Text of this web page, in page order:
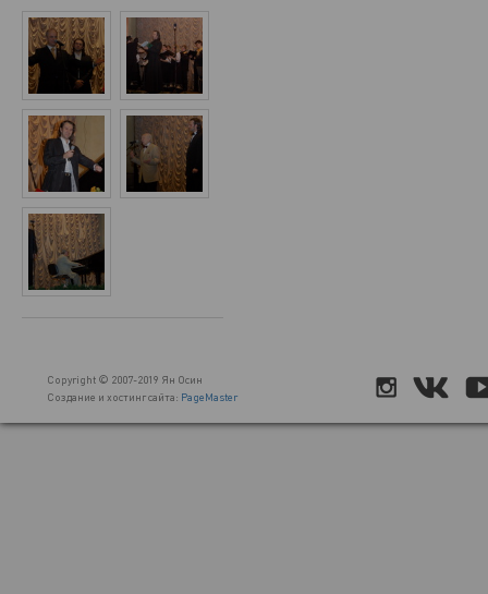
Copyright © 2007-2019 Ян Осин
Создание и хостинг сайта: PageMaster